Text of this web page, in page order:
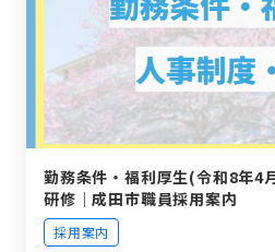
勤務条件・福利厚生(令和8年4
研修｜成田市職員採用案内
採用案内